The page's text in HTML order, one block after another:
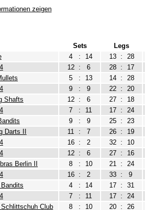
zeigen
Sets Legs
4 : 14 13 : 28
12 : 6 28 : 17
5 : 13 14 : 28
9 : 9 22 : 20
Shafts 12 : 6 27 : 18
7 : 11 17 : 24
9 : 9 25 : 23
Darts II 11 : 7 26 : 19
16 : 2 32 : 10
12 : 6 27 : 16
Berlin II 8 : 10 21 : 24
16 : 2 33 : 9
4 : 14 17 : 31
7 : 11 17 : 24
Schlittschuh Club 8 : 10 20 : 26